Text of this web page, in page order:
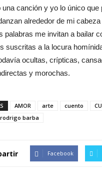
una canción y yo lo único
alrededor de mi
palabras me invitan a bailar
suscritas a la locura
ocultas, crípticas,
y morochas.
AMOR arte cuento
rodrigo barba
Facebook